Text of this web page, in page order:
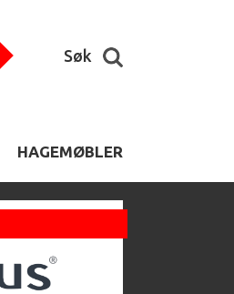
Søk
HAGEMØBLER